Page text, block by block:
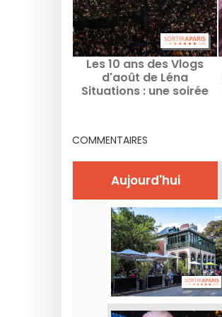
Les 10 ans des Vlogs
d'août de Léna
Situations : une soirée
COMMENTAIRES
Aujourd'hui